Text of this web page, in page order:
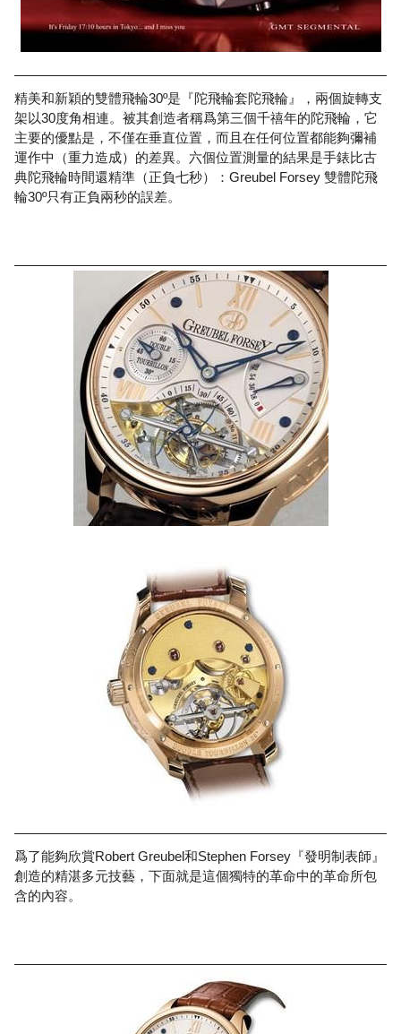
精美和新穎的雙體飛輪30º是『陀飛輪套陀飛輪』，兩個旋轉支
架以30度角相連。被其創造者稱爲第三個千禧年的陀飛輪，它
主要的優點是，不僅在垂直位置，而且在任何位置都能夠彌補
運作中（重力造成）的差異。六個位置測量的結果是手錶比古
典陀飛輪時間還精準（正負七秒）：Greubel Forsey 雙體陀飛
輪30º只有正負兩秒的誤差。
爲了能夠欣賞Robert Greubel和Stephen Forsey『發明制表師』
創造的精湛多元技藝，下面就是這個獨特的革命中的革命所包
含的內容。